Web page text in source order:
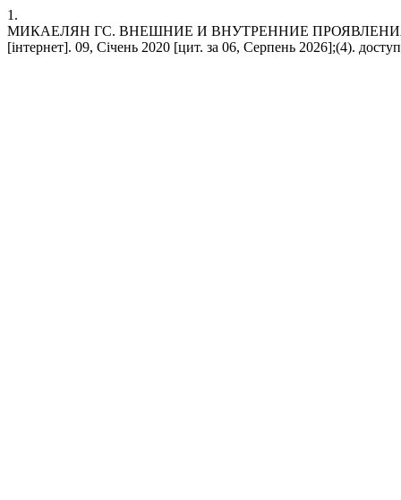
1.
МИКАЕЛЯН ГС. ВНЕШНИЕ И ВНУТРЕННИЕ
[інтернет]. 09, Січень 2020 [цит. за 06, Серпень 2026];(4).